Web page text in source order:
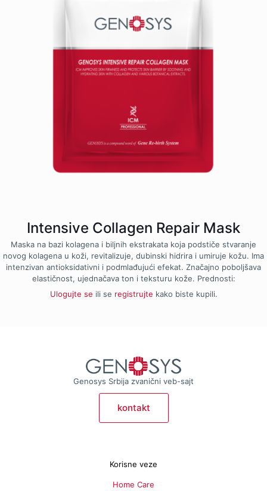
Intensive Collagen Repair Mask
Maska na bazi kolagena i biljnih ekstrakata koja podstiče stvaranje
novog kolagena u koži, revitalizuje, dubinski hidrira i umiruje kožu. Ima
intenzivan antioksidativni i podmlađujući efekat. Značajno poboljšava
elastičnost, ujednačava ton i teksturu kože. Prednosti:
Ulogujte se ili se registrujte kako biste kupili.
Genosys Srbija zvanični veb-sajt
kontakt
Korisne veze
Home Care